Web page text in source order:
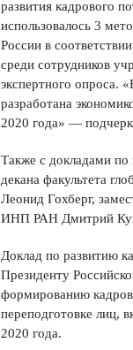
развития кадрового
использовалось 3
России в
среди сотрудников
экспертного опроса.
разработана
2020 года» —
Также с докладами по
декана факультета
Леонид Гохберг,
ИНП РАН Дмитрий
Доклад по развитию
Президенту
формированию
переподготовке лиц,
2020 года.